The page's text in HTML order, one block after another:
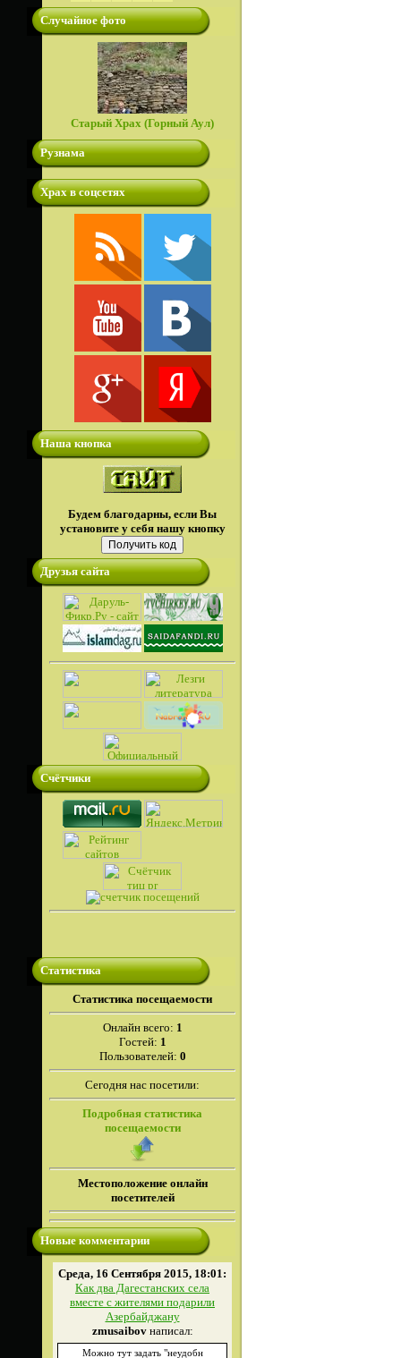
Случайное фото
Старый Храх (Горный Аул)
Рузнама
Храх в соцсетях
Наша кнопка
Будем благодарны, если Вы
установите у себя нашу кнопку
Друзья сайта
Счётчики
Статистика
Cтатистика посещаемости
Онлайн всего: 1
Гостей: 1
Пользователей: 0
Сегодня нас посетили:
Подробная статистика
посещаемости
Местоположение онлайн
посетителей
Новые комментарии
Среда, 16 Сентября 2015, 18:01:
Как два Дагестанских села
вместе с жителями подарили
Азербайджану
zmusaibovнаписал:
Можно тут задать "неудобн